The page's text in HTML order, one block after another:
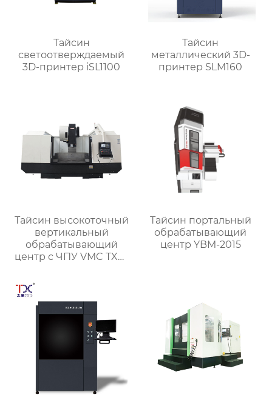
Тайсин
светоотверждаемый
3D-принтер iSL1100
Тайсин
металлический 3D-
принтер SLM160
Тайсин высокоточный
вертикальный
обрабатывающий
центр с ЧПУ VMC TXP-
Тайсин портальный
обрабатывающий
центр YBM-2015